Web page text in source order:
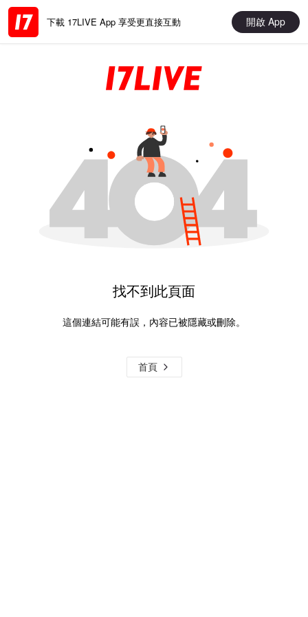
下載 17LIVE App 享受更直接互動 開啟 App
找不到此頁面
這個連結可能有誤，內容已被隱藏或刪除。
首頁